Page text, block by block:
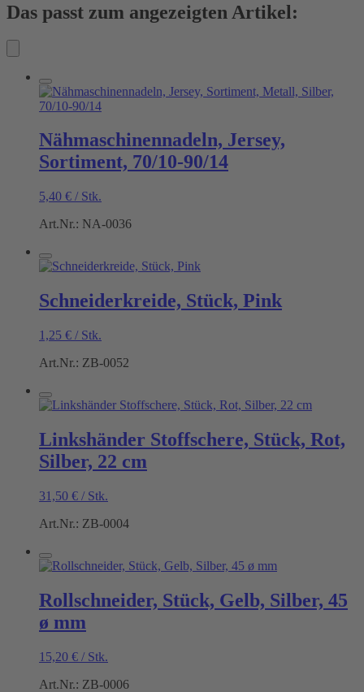
Das passt zum angezeigten Artikel:
Nähmaschinennadeln, Jersey,
Sortiment, 70/10-90/14
5,40 € / Stk.
Art.Nr.: NA-0036
Schneiderkreide, Stück, Pink
1,25 € / Stk.
Art.Nr.: ZB-0052
Linkshänder Stoffschere, Stück, Rot,
Silber, 22 cm
31,50 € / Stk.
Art.Nr.: ZB-0004
Rollschneider, Stück, Gelb, Silber, 45
ø mm
15,20 € / Stk.
Art.Nr.: ZB-0006